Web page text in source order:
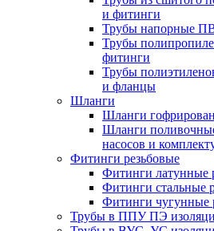
и фитинги
Трубы напорные
Трубы
фитинги
Трубы
и фланцы
Шланги
Шланги
Шланги
насосов и
Фитинги резьбовые
Фитинги латунные
Фитинги стальные
Фитинги чугунные
Трубы в ППУ ПЭ